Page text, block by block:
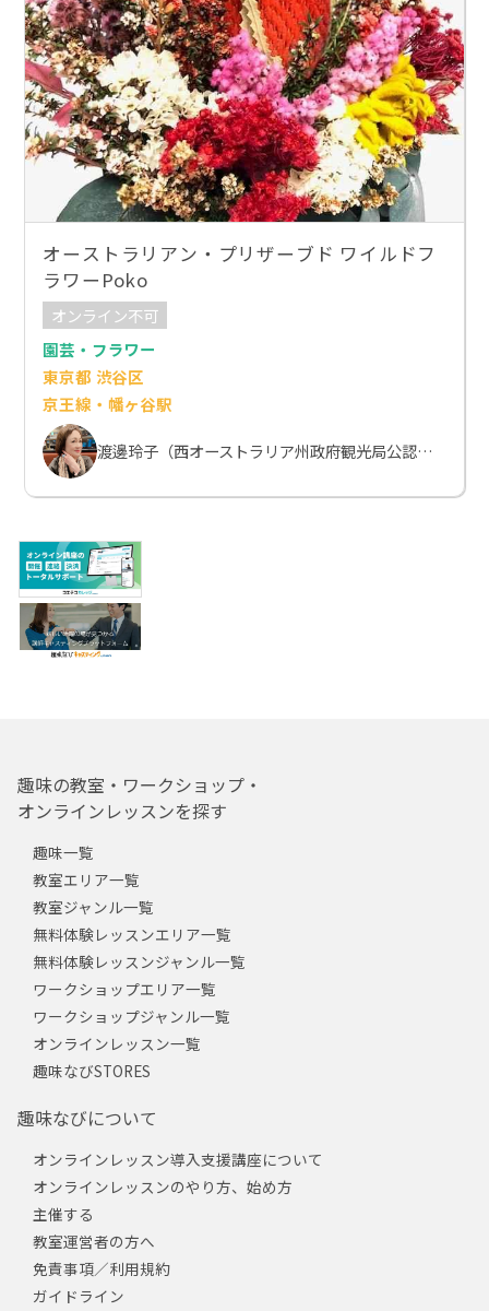
オーストラリアン・プリザーブド ワイルドフ
ラワーPoko
オンライン不可
園芸・フラワー
東京都 渋谷区
京王線・幡ヶ谷駅
渡邊玲子（西オーストラリア州政府観光局公認ワイルドフラワースペシャリスト）
趣味の教室・ワークショップ・
オンラインレッスンを探す
趣味一覧
教室エリア一覧
教室ジャンル一覧
無料体験レッスンエリア一覧
無料体験レッスンジャンル一覧
ワークショップエリア一覧
ワークショップジャンル一覧
オンラインレッスン一覧
趣味なびSTORES
趣味なびについて
オンラインレッスン導入支援講座について
オンラインレッスンのやり方、始め方
主催する
教室運営者の方へ
免責事項／利用規約
ガイドライン